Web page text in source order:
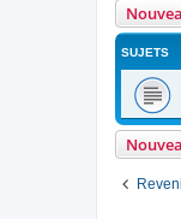
SUJETS